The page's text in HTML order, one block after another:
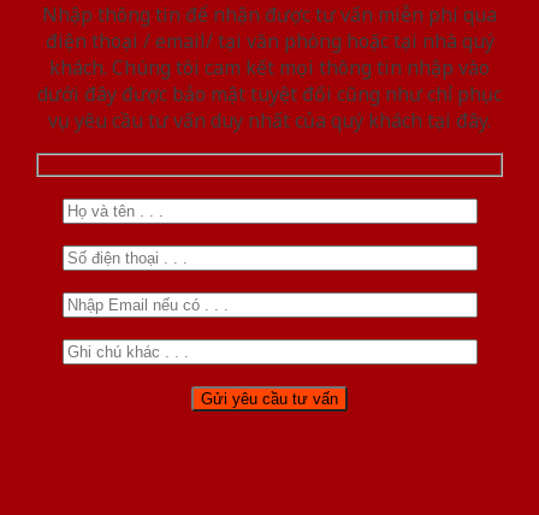
Nhập thông tin để nhận được tư vấn miễn phí qua
điện thoại / email/ tại văn phòng hoặc tại nhà quý
khách. Chúng tôi cam kết mọi thông tin nhập vào
dưới đây được bảo mật tuyệt đối cũng như chỉ phục
vụ yêu cầu tư vấn duy nhất của quý khách tại đây.